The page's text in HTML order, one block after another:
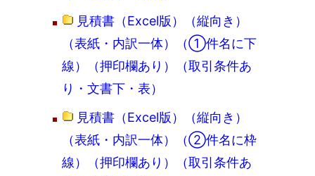
見積書（Excel版）（縦向き）
（表紙・内訳一体）（①件名に下
線）（押印欄あり）（取引条件あ
り・文書下・表）
見積書（Excel版）（縦向き）
（表紙・内訳一体）（②件名に枠
線）（押印欄あり）（取引条件あ